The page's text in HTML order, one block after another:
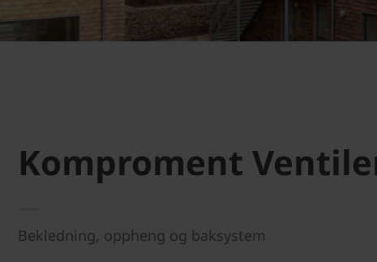
Komproment
Bekledning, oppheng og baksystem